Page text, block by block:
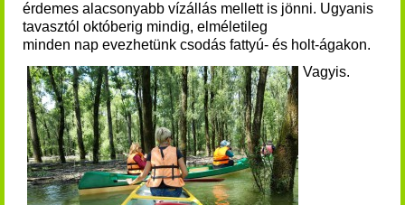
érdemes alacsonyabb vízállás mellett is jönni. Ugyanis
tavasztól októberig mindig, elméletileg
minden nap evezhetünk csodás fattyú- és holt-ágakon.
Vagyis.